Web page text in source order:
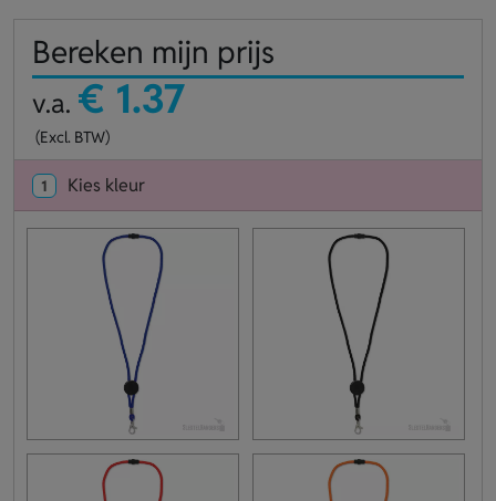
Bereken mijn prijs
v.a. € 1.37
(Excl. BTW)
1 Kies kleur